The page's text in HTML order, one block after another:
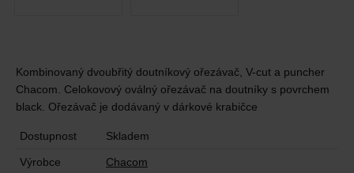
Kombinovaný dvoubřitý doutníkový ořezávač, V-cut a puncher
Chacom. Celokovový oválný ořezávač na doutníky s povrchem
black. Ořezávač je dodávaný v dárkové krabičce
Dostupnost Skladem
Výrobce Chacom